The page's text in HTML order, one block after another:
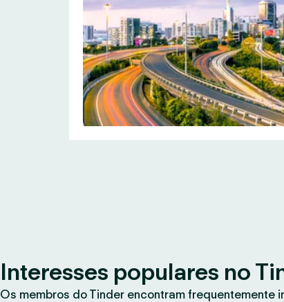
Interesses populares no
Os membros do Tinder encontram frequentemente